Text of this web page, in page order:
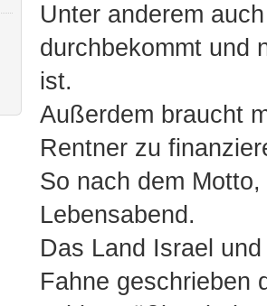
Unter anderem
durchbekommt und
ist.
Außerdem braucht
Rentner zu
So nach dem
Lebensabend.
Das Land Israel
Fahne geschrieben